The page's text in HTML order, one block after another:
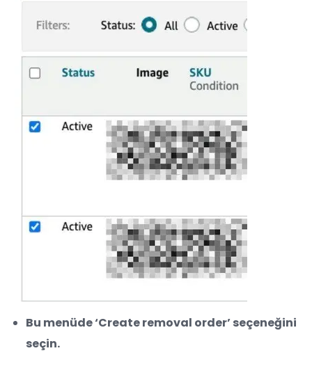
Bu menüde ‘Create removal order’ seçeneğini
seçin.